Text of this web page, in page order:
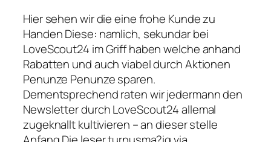
Hier sehen wir die eine frohe Kunde zu
Handen Diese: namlich, sekundar bei
LoveScout24 im Griff haben welche anhand
Rabatten und auch viabel durch Aktionen
Penunze Penunze sparen.
Dementsprechend raten wir jedermann den
Newsletter durch LoveScout24 allemal
zugeknallt kultivieren – an dieser stelle